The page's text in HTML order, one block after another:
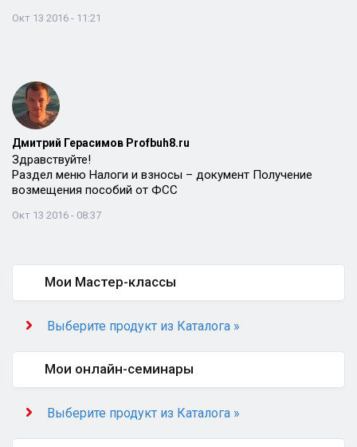
Окт 13 2016 - 11:21
Дмитрий Герасимов Profbuh8.ru
Здравствуйте!
Раздел меню Налоги и взносы – документ Получение
возмещения пособий от ФСС
Окт 13 2016 - 08:37
Мои Мастер-классы
Выберите продукт из Каталога »
Мои онлайн-семинары
Выберите продукт из Каталога »